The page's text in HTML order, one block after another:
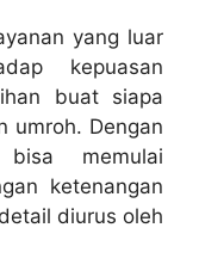
yang luar
kepuasan
buat siapa
umroh. Dengan
memulai
ketenangan
diurus oleh